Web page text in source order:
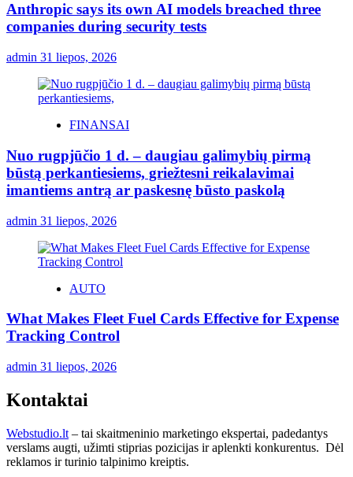
Anthropic says its own AI models breached three
companies during security tests
admin 31 liepos, 2026
FINANSAI
Nuo rugpjūčio 1 d. – daugiau galimybių pirmą
būstą perkantiesiems, griežtesni reikalavimai
imantiems antrą ar paskesnę būsto paskolą
admin 31 liepos, 2026
AUTO
What Makes Fleet Fuel Cards Effective for Expense
Tracking Control
admin 31 liepos, 2026
Kontaktai
Webstudio.lt – tai skaitmeninio marketingo ekspertai, padedantys
verslams augti, užimti stiprias pozicijas ir aplenkti konkurentus. Dėl
reklamos ir turinio talpinimo kreiptis.